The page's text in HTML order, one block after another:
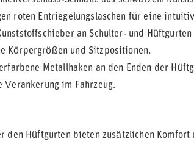
roten Entriegelungslaschen für eine
an Schulter- und
Körpergrößen und Sitzpositionen.
Metallhaken an den Enden der
im Fahrzeug.
den Hüftgurten bieten zusätzlichen Komfort